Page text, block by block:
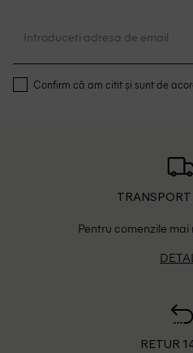
Confirm că am citit și sunt de
TRANSPORT
Pentru comenzile mai
RETUR